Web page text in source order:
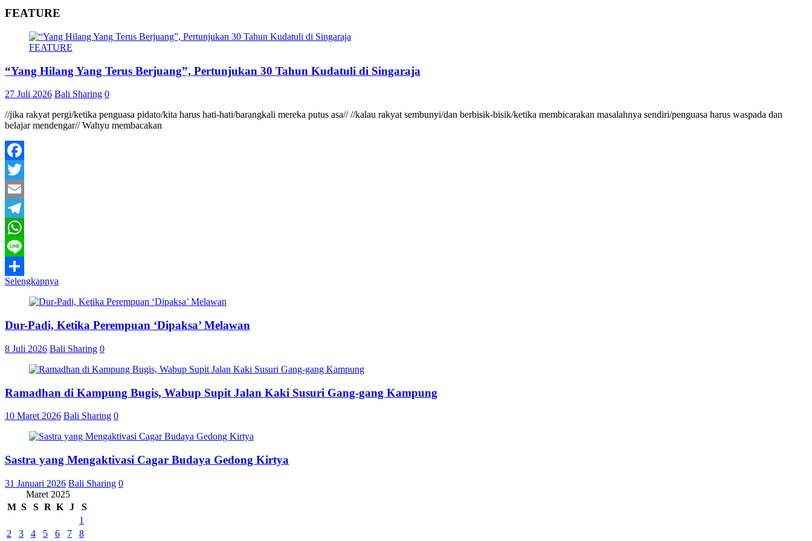
FEATURE
FEATURE
“Yang Hilang Yang Terus Berjuang”, Pertunjukan 30 Tahun Kudatuli di Singaraja
27 Juli 2026 Bali Sharing 0
//jika rakyat pergi/ketika penguasa pidato/kita harus hati-hati/barangkali mereka putus asa// //kalau rakyat sembunyi/dan berbisik-bisik/ketika membicarakan masalahnya sendiri/penguasa harus waspada dan
belajar mendengar// Wahyu membacakan
Facebook
Twitter
Email
Telegram
WhatsApp
Line
Share
Selengkapnya
Dur-Padi, Ketika Perempuan ‘Dipaksa’ Melawan
8 Juli 2026 Bali Sharing 0
Ramadhan di Kampung Bugis, Wabup Supit Jalan Kaki Susuri Gang-gang Kampung
10 Maret 2026 Bali Sharing 0
Sastra yang Mengaktivasi Cagar Budaya Gedong Kirtya
31 Januari 2026 Bali Sharing 0
Maret 2025
M S S R K J
S
1
2
3 4 5 6 7 8